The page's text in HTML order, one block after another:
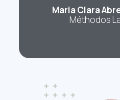
Maria Clara
Méthodos